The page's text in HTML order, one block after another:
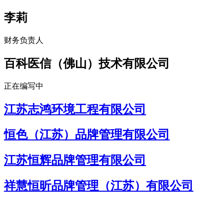
李莉
财务负责人
百科医信（佛山）技术有限公司
正在编写中
江苏志鸿环境工程有限公司
恒色（江苏）品牌管理有限公司
江苏恒辉品牌管理有限公司
祥慧恒昕品牌管理（江苏）有限公司